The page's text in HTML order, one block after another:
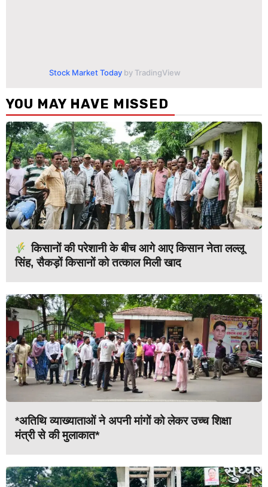
Stock Market Today by TradingView
YOU MAY HAVE MISSED
किसानों की परेशानी के बीच आगे आए किसान नेता लल्लू
सिंह, सैकड़ों किसानों को तत्काल मिली खाद
*अतिथि व्याख्याताओं ने अपनी मांगों को लेकर उच्च शिक्षा
मंत्री से की मुलाकात*